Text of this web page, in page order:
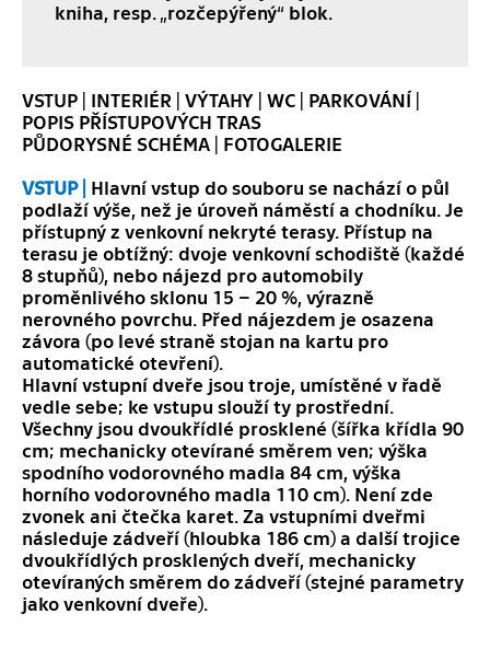
kniha, resp. „rozčepýřený“ blok.
VSTUP | INTERIÉR | VÝTAHY | WC | PARKOVÁNÍ|
POPIS PŘÍSTUPOVÝCH TRAS
PŮDORYSNÉ SCHÉMA | FOTOGALERIE
VSTUP | Hlavní vstup do souboru se nachází o půl
podlaží výše, než je úroveň náměstí a chodníku. Je
přístupný z venkovní nekryté terasy. Přístup na
terasu je obtížný: dvoje venkovní schodiště (každé
8 stupňů), nebo nájezd pro automobily
proměnlivého sklonu 15 – 20 %, výrazně
nerovného povrchu. Před nájezdem je osazena
závora (po levé straně stojan na kartu pro
automatické otevření).
Hlavní vstupní dveře jsou troje, umístěné v řadě
vedle sebe; ke vstupu slouží ty prostřední.
Všechny jsou dvoukřídlé prosklené (šířka křídla 90
cm; mechanicky otevírané směrem ven; výška
spodního vodorovného madla 84 cm, výška
horního vodorovného madla 110 cm). Není zde
zvonek ani čtečka karet. Za vstupními dveřmi
následuje zádveří (hloubka 186 cm) a další trojice
dvoukřídlých prosklených dveří, mechanicky
otevíraných směrem do zádveří (stejné parametry
jako venkovní dveře).